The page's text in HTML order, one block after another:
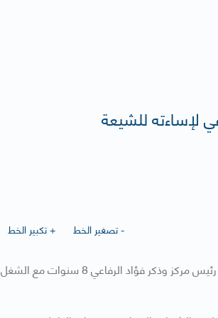
+ تكبير الخط
- تصغير الخط
قضت محكمة الجنايات أمس، برئاسة المستشار نايف الداهوم، بحبس رئيس مركز وذكر فؤاد الرفاعي 8 سنوات مع الشغل